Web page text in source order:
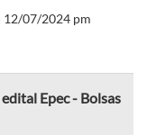
12/07/2024 pm
Epec - Bolsas